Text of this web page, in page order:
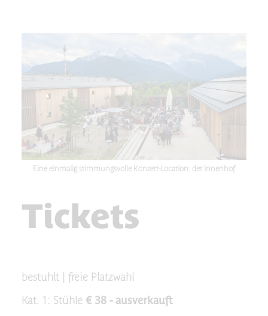
Eine einmalig stimmungsvolle Konzert-Location: der Innenhof
Tickets
bestuhlt | freie Platzwahl
Kat. 1: Stühle € 38 - ausverkauft